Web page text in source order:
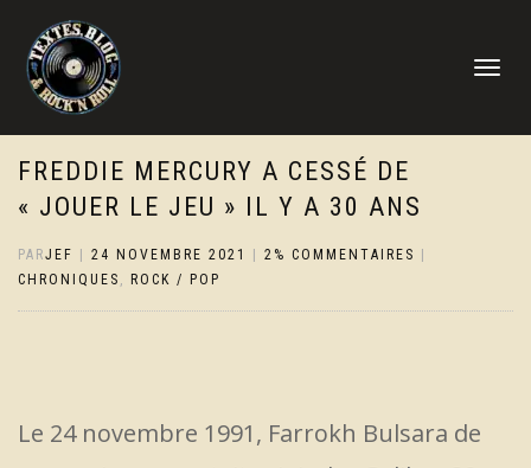
DÉPLIER
FREDDIE MERCURY A CESSÉ DE
« JOUER LE JEU » IL Y A 30 ANS
PARJEF 24 NOVEMBRE 2021 2% COMMENTAIRES
CHRONIQUES , ROCK / POP
Le 24 novembre 1991, Farrokh Bulsara de